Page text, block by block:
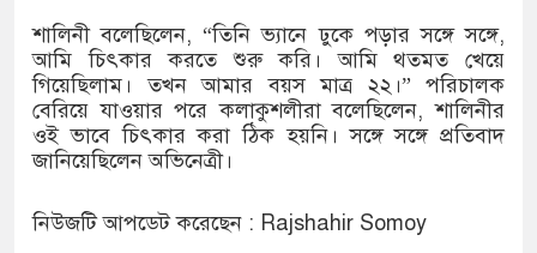
শালিনী বলেছিলেন, “তিনি ভ্যানে ঢুকে পড়ার সঙ্গে সঙ্গে,
আমি চিৎকার করতে শুরু করি। আমি থতমত খেয়ে
গিয়েছিলাম। তখন আমার বয়স মাত্র ২২।” পরিচালক
বেরিয়ে যাওয়ার পরে কলাকুশলীরা বলেছিলেন, শালিনীর
ওই ভাবে চিৎকার করা ঠিক হয়নি। সঙ্গে সঙ্গে প্রতিবাদ
জানিয়েছিলেন অভিনেত্রী।
নিউজটি আপডেট করেছেন : Rajshahir Somoy